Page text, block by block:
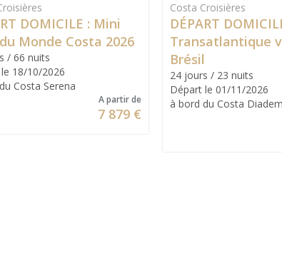
DOMICILE : Mini
Monde Costa 2026
/ 66 nuits
18/10/2026
Costa Serena
A partir de
7 879 €
Costa Croisières
DÉPART
Transatlantique
Brésil
24 jours / 23 nuits
Départ le 01/11/2026
à bord du Costa